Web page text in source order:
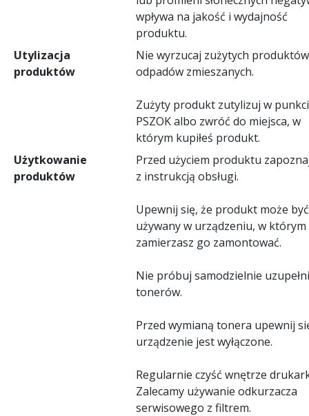
wpływa na jakość i wydajność
produktu.
Utylizacja
produktów
Nie wyrzucaj zużytych
odpadów zmieszanych.
Zużyty produkt zutylizuj w
PSZOK albo zwróć do miejsca, w
którym kupiłeś produkt.
Użytkowanie
produktów
Przed użyciem produktu
z instrukcją obsługi.
Upewnij się, że produkt może być
używany w urządzeniu, w którym
zamierzasz go zamontować.
Nie próbuj samodzielnie
tonerów.
Przed wymianą tonera upewnij
urządzenie jest wyłączone.
Regularnie czyść wnętrze
Zalecamy używanie odkurzacza
serwisowego z filtrem.